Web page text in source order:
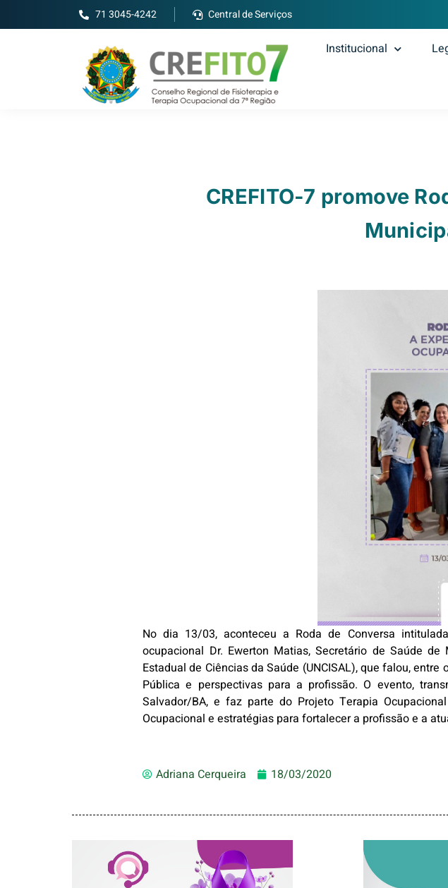
71 3045-4242 Central de Serviços
Institucional
CREFITO-7 promove
No dia 13/03, aconteceu a Roda de Conversa
ocupacional Dr. Ewerton Matias, Secretário de Saúde
Estadual de Ciências da Saúde (UNCISAL), que falou,
Pública e perspectivas para a profissão. O evento,
Salvador/BA, e faz parte do Projeto Terapia
Ocupacional e estratégias para fortalecer a profissão e a
Adriana Cerqueira 18/03/2020